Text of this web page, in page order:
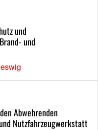
und
und
Abwehrenden
Nutzfahrzeugwerkstatt